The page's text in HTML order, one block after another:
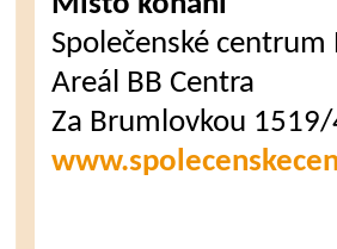
Společenské centrum
Areál BB Centra
Za Brumlovkou 1519/